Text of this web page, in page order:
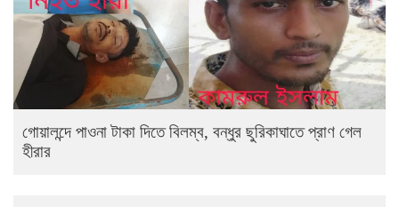
গোয়ালন্দে পাওনা টাকা দিতে বিলম্ব, বন্ধুর ছুরিকাঘাতে প্রাণ গেল
হীরার